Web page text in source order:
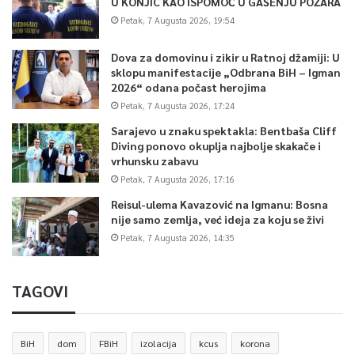
Petak, 7 Augusta 2026, 19:54
Dova za domovinu i zikir u Ratnoj džamiji: U
sklopu manifestacije „Odbrana BiH – Igman
2026“ odana počast herojima
Petak, 7 Augusta 2026, 17:24
Sarajevo u znaku spektakla: Bentbaša Cliff
Diving ponovo okuplja najbolje skakače i
vrhunsku zabavu
Petak, 7 Augusta 2026, 17:16
Reisul-ulema Kavazović na Igmanu: Bosna
nije samo zemlja, već ideja za koju se živi
Petak, 7 Augusta 2026, 14:35
TAGOVI
BiH dom FBiH izolacija kcus korona